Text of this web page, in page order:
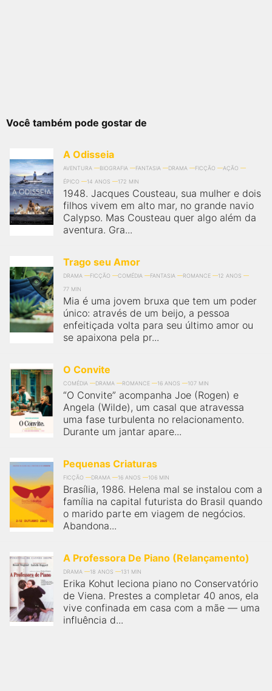
Você também pode gostar de
A Odisseia
AVENTURA BIOGRAFIA FANTASIA DRAMA FICÇÃO
AÇÃO
ÉPICO
14 ANOS 172 MIN
1948. Jacques Cousteau, sua mulher e dois
filhos vivem em alto mar, no grande navio
Calypso. Mas Cousteau quer algo além da
aventura. Gra...
Trago seu Amor
DRAMA FICÇÃO COMÉDIA FANTASIA ROMANCE
12 ANOS
77 MIN
Mia é uma jovem bruxa que tem um poder
único: através de um beijo, a pessoa
enfeitiçada volta para seu último amor ou
se apaixona pela pr...
O Convite
COMÉDIA DRAMA ROMANCE 16 ANOS 107 MIN
“O Convite” acompanha Joe (Rogen) e
Angela (Wilde), um casal que atravessa
uma fase turbulenta no relacionamento.
Durante um jantar apare...
Pequenas Criaturas
FICÇÃO DRAMA 16 ANOS 106 MIN
Brasília, 1986. Helena mal se instalou com a
família na capital futurista do Brasil quando
o marido parte em viagem de negócios.
Abandona...
A Professora De Piano (Relançamento)
DRAMA 18 ANOS 131 MIN
Erika Kohut leciona piano no Conservatório
de Viena. Prestes a completar 40 anos, ela
vive confinada em casa com a mãe — uma
influência d...